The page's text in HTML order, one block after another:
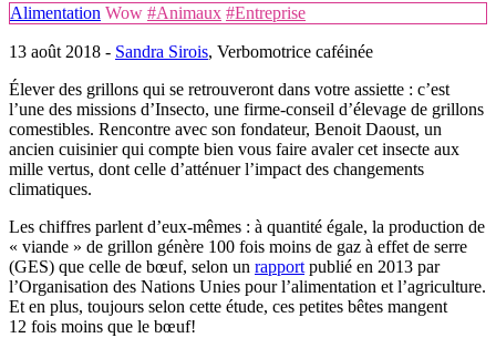
Alimentation Wow #Animaux #Entreprise
13 août 2018 - Sandra Sirois, Verbomotrice caféinée
Élever des grillons qui se retrouveront dans votre assiette : c’est
l’une des missions d’Insecto, une firme-conseil d’élevage de grillons
comestibles. Rencontre avec son fondateur, Benoit Daoust, un
ancien cuisinier qui compte bien vous faire avaler cet insecte aux
mille vertus, dont celle d’atténuer l’impact des changements
climatiques.
Les chiffres parlent d’eux-mêmes : à quantité égale, la production de
« viande » de grillon génère 100 fois moins de gaz à effet de serre
(GES) que celle de bœuf, selon un rapportpublié en 2013 par
l’Organisation des Nations Unies pour l’alimentation et l’agriculture.
Et en plus, toujours selon cette étude, ces petites bêtes mangent
12 fois moins que le bœuf!